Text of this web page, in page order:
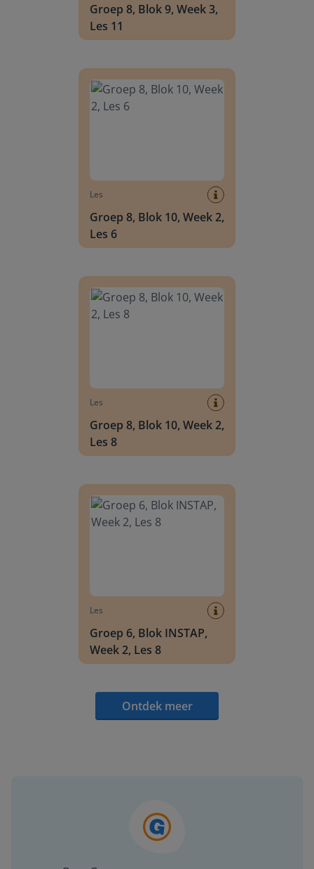
Groep 8, Blok 9, Week 3,
Les 11
Les
Groep 8, Blok 10, Week 2,
Les 6
Les
Groep 8, Blok 10, Week 2,
Les 8
Les
Groep 6, Blok INSTAP,
Week 2, Les 8
Ontdek meer